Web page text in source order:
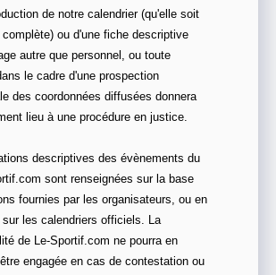
de notre calendrier (qu'elle soit
ou d'une fiche descriptive
autre que personnel, ou toute
le cadre d'une prospection
des coordonnées diffusées donnera
lieu à une procédure en justice.
descriptives des évènements du
sont renseignées sur la base
fournies par les organisateurs, ou en
les calendriers officiels. La
de Le-Sportif.com ne pourra en
engagée en cas de contestation ou